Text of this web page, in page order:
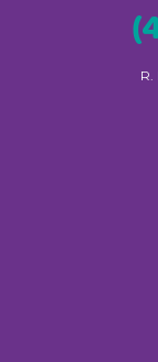
R.